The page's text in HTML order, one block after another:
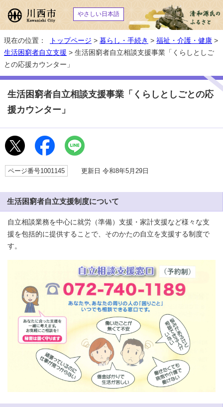
やさしい日本語
現在の位置： トップページ > 暮らし・手続き > 福祉・介護・健康 >
生活困窮者自立支援 > 生活困窮者自立相談支援事業「くらしとしご
との応援カウンター」
生活困窮者自立相談支援事業「くらしとしごとの応
援カウンター」
ページ番号1001145 更新日 令和8年5月29日
生活困窮者自立支援制度について
自立相談業務を中心に就労（準備）支援・家計支援など様々な支
援を包括的に提供することで、そのかたの自立を支援する制度で
す。